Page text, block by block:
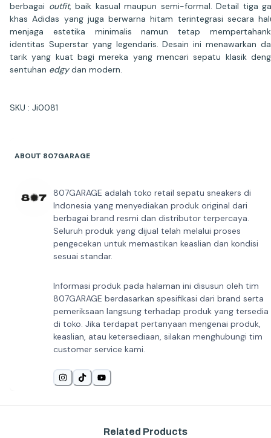
berbagai outfit, baik kasual maupun semi-formal. Detail tiga
khas Adidas yang juga berwarna hitam terintegrasi secara
menjaga estetika minimalis namun tetap
identitas Superstar yang legendaris. Desain ini menawarkan
tarik yang kuat bagi mereka yang mencari sepatu klasik
sentuhan edgydan modern.
SKU : Ji0081
ABOUT 807GARAGE
807GARAGE adalah toko retail sepatu sneakers di
Indonesia yang menyediakan produk original dari
berbagai brand resmi dan distributor terpercaya.
Seluruh produk yang dijual telah melalui proses
pengecekan untuk memastikan keaslian dan kondisi
sesuai standar.
Informasi produk pada halaman ini disusun oleh tim
807GARAGE berdasarkan spesifikasi dari brand serta
pemeriksaan langsung terhadap produk yang tersedia
di toko. Jika terdapat pertanyaan mengenai produk,
keaslian, atau ketersediaan, silakan menghubungi tim
customer service kami.
Related Products